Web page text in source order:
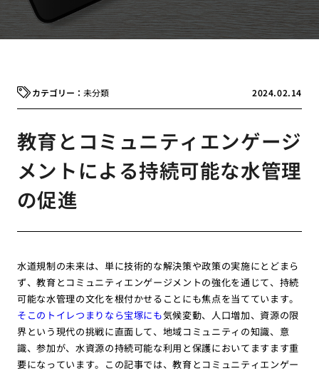
2024.02.14
未分類
教育とコミュニティエンゲージ
メントによる持続可能な水管理
の促進
水道規制の未来は、単に技術的な解決策や政策の実施にとどまら
ず、教育とコミュニティエンゲージメントの強化を通じて、持続
可能な水管理の文化を根付かせることにも焦点を当てています。
そこのトイレつまりなら宝塚にも気候変動、人口増加、資源の限
界という現代の挑戦に直面して、地域コミュニティの知識、意
識、参加が、水資源の持続可能な利用と保護においてますます重
要になっています。この記事では、教育とコミュニティエンゲー